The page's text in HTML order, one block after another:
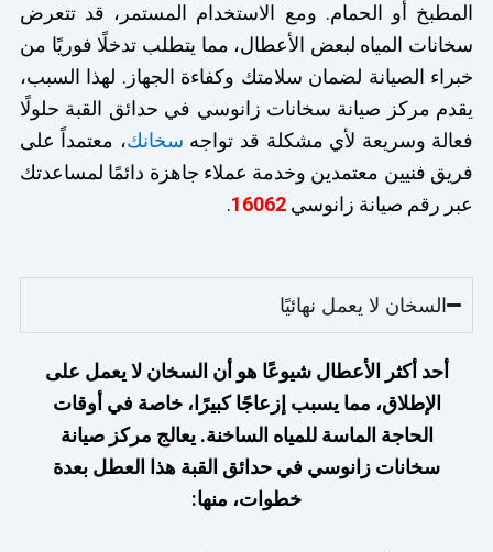
المطبخ أو الحمام. ومع الاستخدام المستمر، قد تتعرض
سخانات المياه لبعض الأعطال، مما يتطلب تدخلًا فوريًا من
خبراء الصيانة لضمان سلامتك وكفاءة الجهاز. لهذا السبب،
يقدم مركز صيانة سخانات زانوسي في حدائق القبة حلولًا
فعالة وسريعة لأي مشكلة قد تواجه سخانك، معتمداً على
فريق فنيين معتمدين وخدمة عملاء جاهزة دائمًا لمساعدتك
عبر رقم صيانة زانوسي 16062
.
السخان لا يعمل نهائيًا
أحد أكثر الأعطال شيوعًا هو أن السخان لا يعمل على
الإطلاق، مما يسبب إزعاجًا كبيرًا، خاصة في أوقات
الحاجة الماسة للمياه الساخنة. يعالج مركز صيانة
سخانات زانوسي في حدائق القبة هذا العطل بعدة
خطوات، منها: